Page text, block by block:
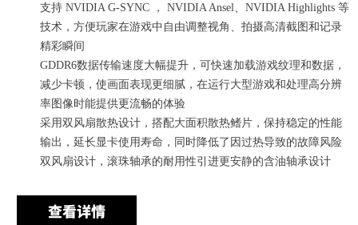
支持 NVIDIA G-SYNC ， NVIDIA Ansel、NVIDIA Highlights 等
技术，方便玩家在游戏中自由调整视角、拍摄高清截图和记录
精彩瞬间
GDDR6数据传输速度大幅提升，可快速加载游戏纹理和数据，
减少卡顿，使画面表现更细腻，在运行大型游戏和处理高分辨
率图像时能提供更流畅的体验
采用双风扇散热设计，搭配大面积散热鳍片，保持稳定的性能
输出，延长显卡使用寿命，同时降低了因过热导致的故障风险
双风扇设计，滚珠轴承的耐用性引进更安静的含油轴承设计